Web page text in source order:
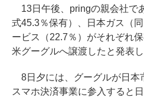
13日午後、pringの親会社で
式45.3％保有）、日本ガス（
ービス（22.7％）がそれぞれ
米グーグルへ譲渡したと発表し
8日夕には、グーグルが日本
スマホ決済事業に参入すると